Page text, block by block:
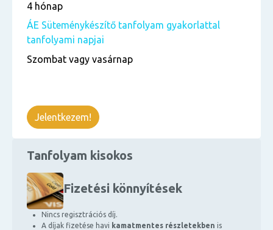
Tanfolyam kisokos
Fizetési könnyítések
Nincs regisztrációs díj.
A díjak fizetése havi kamatmentes részletekben is
4 hónap
ÁE Süteménykészítő tanfolyam gyakorlattal
tanfolyami napjai
Szombat vagy vasárnap
Jelentkezem!